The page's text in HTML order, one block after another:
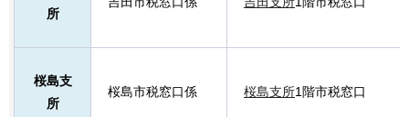
所
桜島支
所
桜島市税窓口係 桜島支所1階市税窓口